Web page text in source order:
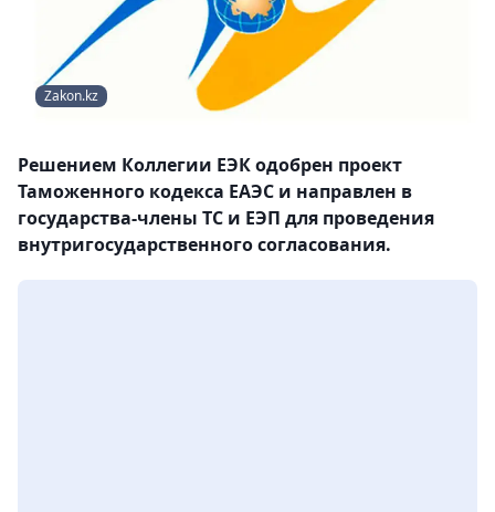
Zakon.kz
Решением Коллегии ЕЭК одобрен проект
Таможенного кодекса ЕАЭС и направлен в
государства-члены ТС и ЕЭП для проведения
внутригосударственного согласования.